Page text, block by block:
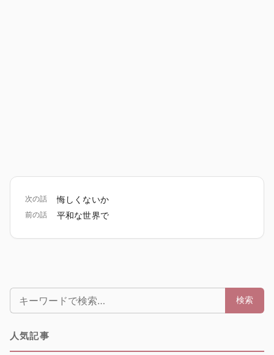
次の話 悔しくないか
前の話 平和な世界で
検索: 検索
人気記事